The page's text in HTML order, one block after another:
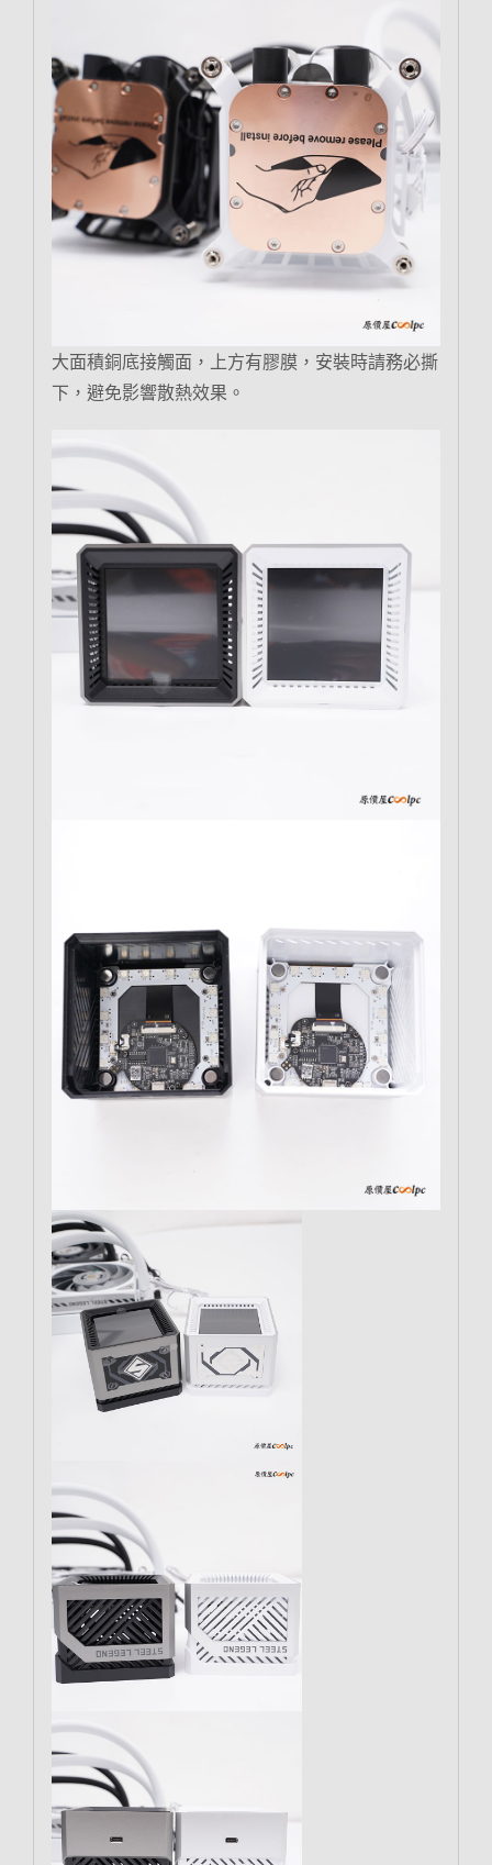
大面積銅底接觸面，上方有膠膜，安裝時請務必撕
下，避免影響散熱效果。